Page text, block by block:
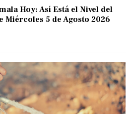
Hoy: Así Está el Nivel del
Miércoles 5 de Agosto 2026